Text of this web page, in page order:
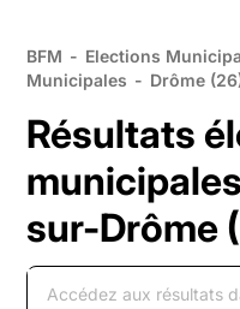
BFM - Elections
Municipales - Drôme
Résultats
sur-Drôme